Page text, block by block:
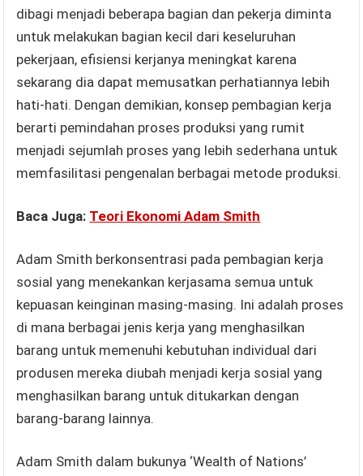
dibagi menjadi beberapa bagian dan pekerja diminta
untuk melakukan bagian kecil dari keseluruhan
pekerjaan, efisiensi kerjanya meningkat karena
sekarang dia dapat memusatkan perhatiannya lebih
hati-hati. Dengan demikian, konsep pembagian kerja
berarti pemindahan proses produksi yang rumit
menjadi sejumlah proses yang lebih sederhana untuk
memfasilitasi pengenalan berbagai metode produksi.
Baca Juga: Teori Ekonomi Adam Smith
Adam Smith berkonsentrasi pada pembagian kerja
sosial yang menekankan kerjasama semua untuk
kepuasan keinginan masing-masing. Ini adalah proses
di mana berbagai jenis kerja yang menghasilkan
barang untuk memenuhi kebutuhan individual dari
produsen mereka diubah menjadi kerja sosial yang
menghasilkan barang untuk ditukarkan dengan
barang-barang lainnya.
Adam Smith dalam bukunya ‘Wealth of Nations’